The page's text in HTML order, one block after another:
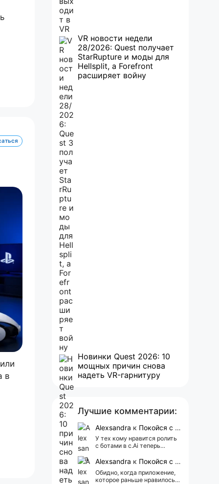
в
VR новости недели
28/2026: Quest получает
StarRupture и моды для
Hellsplit, а Forefront
расширяет войну
Новинки Quest 2026: 10
мощных причин снова
надеть VR-гарнитуру
Лучшие комментарии:
Alexsandra к Покойся с миром, Character.AI. Тебя убили собственные разработчики
У тех кому нравится ролить
с ботами в c.Ai теперь
АААААА 😁 ХВАТИТ 🤯😖😵‍💫
Alexsandra к Покойся с миром, Character.AI. Тебя убили собственные разработчики
Обидно, когда приложение,
которое раньше нравилось, а